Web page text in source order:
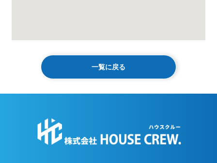
一覧に戻る